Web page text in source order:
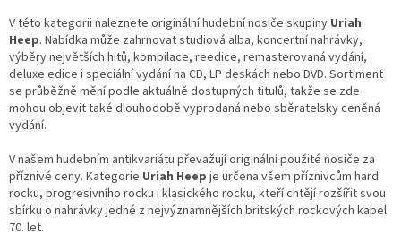
V této kategorii naleznete originální hudební nosiče skupiny Uriah
Heep. Nabídka může zahrnovat studiová alba, koncertní nahrávky,
výběry největších hitů, kompilace, reedice, remasterovaná vydání,
deluxe edice i speciální vydání na CD, LP deskách nebo DVD. Sortiment
se průběžně mění podle aktuálně dostupných titulů, takže se zde
mohou objevit také dlouhodobě vyprodaná nebo sběratelsky ceněná
vydání.
V našem hudebním antikvariátu převažují originální použité nosiče za
příznivé ceny. Kategorie Uriah Heep je určena všem příznivcům hard
rocku, progresivního rocku i klasického rocku, kteří chtějí rozšířit svou
sbírku o nahrávky jedné z nejvýznamnějších britských rockových kapel
70. let.